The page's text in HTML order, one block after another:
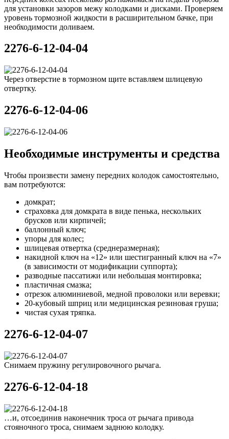
для установки зазоров межу колодками и дисками. Проверяем
уровень тормозной жидкости в расширительном бачке, при
необходимости доливаем.
2276-6-12-04-04
Через отверстие в тормозном щите вставляем шлицевую
отвертку.
2276-6-12-04-06
Необходимые инструменты и средства
Чтобы произвести замену передних колодок самостоятельно,
вам потребуются:
домкрат;
страховка для домкрата в виде пенька, нескольких
брусков или кирпичей;
баллонный ключ;
упоры для колес;
шлицевая отвертка (среднеразмерная);
накидной ключ на «12» или шестигранный ключ на «7»
(в зависимости от модификации суппорта);
разводные пассатижи или небольшая монтировка;
пластичная смазка;
отрезок алюминиевой, медной проволоки или веревки;
20-кубовый шприц или медицинская резиновая груша;
чистая сухая тряпка.
2276-6-12-04-07
Снимаем пружину регулировочного рычага.
2276-6-12-04-18
…и, отсоединив наконечник троса от рычага привода
стояночного троса, снимаем заднюю колодку.